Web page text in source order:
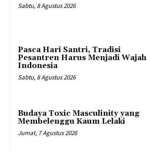
Sabtu, 8 Agustus 2026
Pasca Hari Santri, Tradisi
Pesantren Harus Menjadi Wajah
Indonesia
Sabtu, 8 Agustus 2026
Budaya Toxic Masculinity yang
Membelenggu Kaum Lelaki
Jumat, 7 Agustus 2026